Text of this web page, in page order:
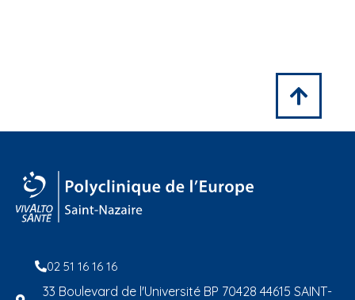
02 51 16 16 16
33 Boulevard de l'Université BP 70428 44615 SAINT-